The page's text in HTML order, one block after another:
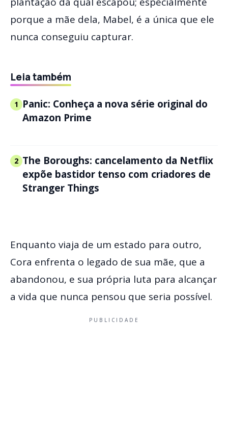
porque a mãe dela, Mabel, é a única que ele
nunca conseguiu capturar.
Leia também
1 Panic: Conheça a nova série original do
Amazon Prime
2 The Boroughs: cancelamento da Netflix
expõe bastidor tenso com criadores de
Stranger Things
Enquanto viaja de um estado para outro,
Cora enfrenta o legado de sua mãe, que a
abandonou, e sua própria luta para alcançar
a vida que nunca pensou que seria possível.
PUBLICIDADE